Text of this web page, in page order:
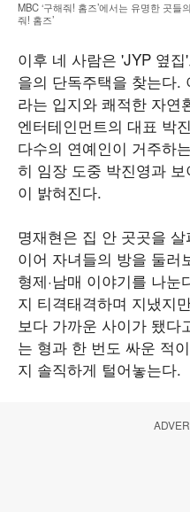
MBC ‘구해줘! 홈즈’에서는 유명한 곳
줘! 홈즈’
이후 네 사람은 'JYP 옆
을의 단독주택을 찾는다.
라는 입지와 쾌적한 자연
엔터테인먼트의 대표 박
다수의 연예인이 거주하
히 임장 도중 박진영과
이 밝혀진다.
명재현은 집 안 곳곳을
이어 자녀들의 방을 둘러
형제·남매 이야기를 나
지 티격태격하며 지냈지
보다 가까운 사이가 됐다
는 형과 한 번도 싸운 적
지 솔직하게 털어놓는다.